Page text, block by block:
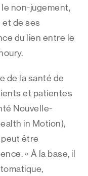
non-jugement,
et de ses
du lien entre le
de la santé de
et patientes
Nouvelle-
in Motion),
être
« À la base, il